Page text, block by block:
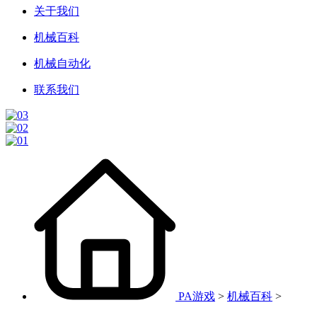
关于我们
机械百科
机械自动化
联系我们
PA游戏 > 机械百科 >